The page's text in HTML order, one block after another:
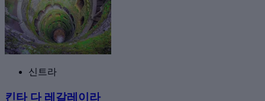
신트라
킨타 다 레갈레이라